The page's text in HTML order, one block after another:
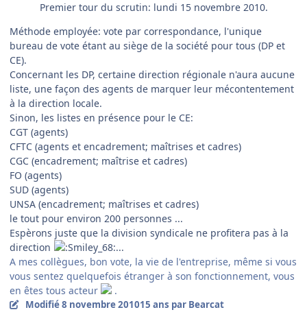
Premier tour du scrutin: lundi 15 novembre 2010.
Méthode employée: vote par correspondance, l'unique
bureau de vote étant au siège de la société pour tous (DP et
CE).
Concernant les DP, certaine direction régionale n'aura aucune
liste, une façon des agents de marquer leur mécontentement
à la direction locale.
Sinon, les listes en présence pour le CE:
CGT (agents)
CFTC (agents et encadrement; maîtrises et cadres)
CGC (encadrement; maîtrise et cadres)
FO (agents)
SUD (agents)
UNSA (encadrement; maîtrises et cadres)
le tout pour environ 200 personnes ...
Espèrons juste que la division syndicale ne profitera pas à la
direction
...
A mes collègues, bon vote, la vie de l'entreprise, même si vous
vous sentez quelquefois étranger à son fonctionnement, vous
en êtes tous acteur
.
Modifié8 novembre 201015 ans par Bearcat